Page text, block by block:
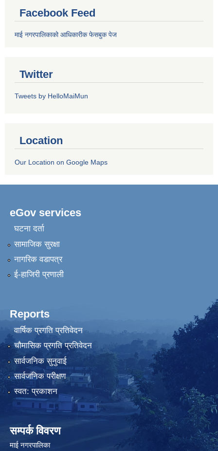
Facebook Feed
माई नगरपालिकाको आधिकारीक फेसबुक पेज
Twitter
Tweets by HelloMaiMun
Location
Our Location on Google Maps
eGov services
घटना दर्ता
सामाजिक सुरक्षा
नागरिक वडापत्र
ई-हाजिरी प्रणाली
Reports
वार्षिक प्रगति प्रतिवेदन
चौमासिक प्रगति प्रतिवेदन
सार्वजनिक सुनुवाई
सार्वजनिक परीक्षण
स्वत: प्रकाशन
सम्पर्क विवरण
माई नगरपालिका